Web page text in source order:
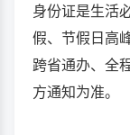
身份证是生活
假、节假日高
跨省通办、全
方通知为准。